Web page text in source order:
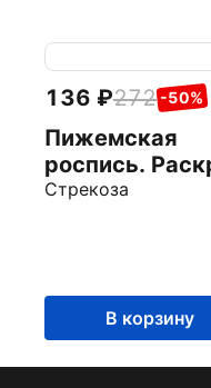
136 272 -50%
Пижемская
роспись.
Стрекоза
В корзину